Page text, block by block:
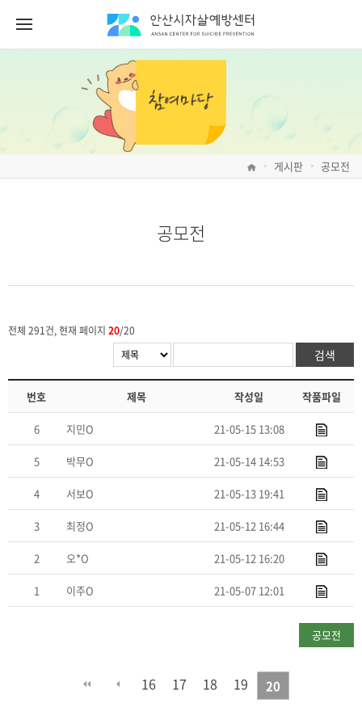
> 게시판 > 공모전
공모전
전체 291건, 현재 페이지 20/20
번호 제목 작성일 작품파일
6 지민O 21-05-15 13:08
5 박무O 21-05-14 14:53
4 서보O 21-05-13 19:41
3 최정O 21-05-12 16:44
2 오*O 21-05-12 16:20
1 이주O 21-05-07 12:01
공모전
16 17 18 19 20